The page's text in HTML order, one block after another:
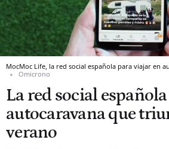
MocMoc Life, la red social española para viajar en
Omicrono
La red social
autocaravana que
verano